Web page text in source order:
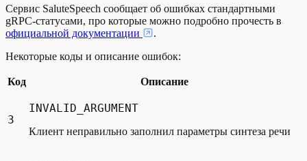
Сервис SaluteSpeech сообщает об ошибках стандартными
gRPC-статусами, про которые можно подробно прочесть в
официальной документации
.
Некоторые коды и описание ошибок:
Код Описание
3
INVALID_ARGUMENT
Клиент неправильно заполнил параметры синтеза речи